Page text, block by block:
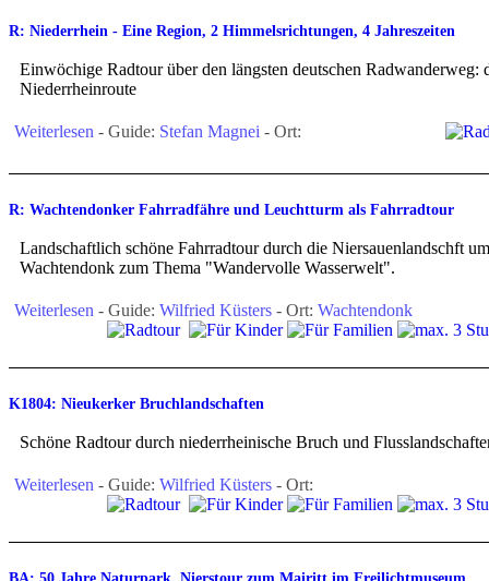
R: Niederrhein - Eine Region, 2 Himmelsrichtungen, 4 Jahreszeiten
Einwöchige Radtour über den längsten deutschen Radwanderweg:
Niederrheinroute
Weiterlesen - Guide: Stefan Magnei - Ort:
R: Wachtendonker Fahrradfähre und Leuchtturm als Fahrradtour
Landschaftlich schöne Fahrradtour durch die Niersauenlandschft um
Wachtendonk zum Thema "Wandervolle Wasserwelt".
Weiterlesen - Guide: Wilfried Küsters - Ort: Wachtendonk
K1804: Nieukerker Bruchlandschaften
Schöne Radtour durch niederrheinische Bruch und
Weiterlesen - Guide: Wilfried Küsters - Ort: